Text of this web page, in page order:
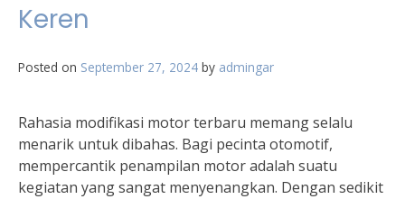
Keren
Posted on September 27, 2024 by admingar
Rahasia modifikasi motor terbaru memang selalu
menarik untuk dibahas. Bagi pecinta otomotif,
mempercantik penampilan motor adalah suatu
kegiatan yang sangat menyenangkan. Dengan sedikit